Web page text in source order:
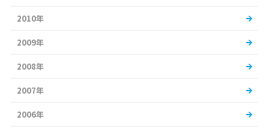
2010年
2009年
2008年
2007年
2006年